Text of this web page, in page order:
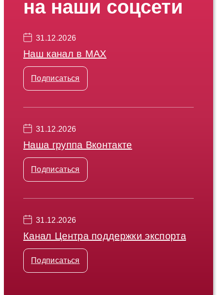
на наши соцсети
31.12.2026
Наш канал в МАХ
Подписаться
31.12.2026
Наша группа Вконтакте
Подписаться
31.12.2026
Канал Центра поддержки экспорта
Подписаться